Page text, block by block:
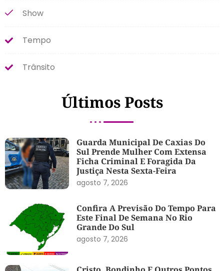
Show
Tempo
Trânsito
Últimos Posts
Guarda Municipal De Caxias Do
Sul Prende Mulher Com Extensa
Ficha Criminal E Foragida Da
Justiça Nesta Sexta-Feira
agosto 7, 2026
Confira A Previsão Do Tempo Para
Este Final De Semana No Rio
Grande Do Sul
agosto 7, 2026